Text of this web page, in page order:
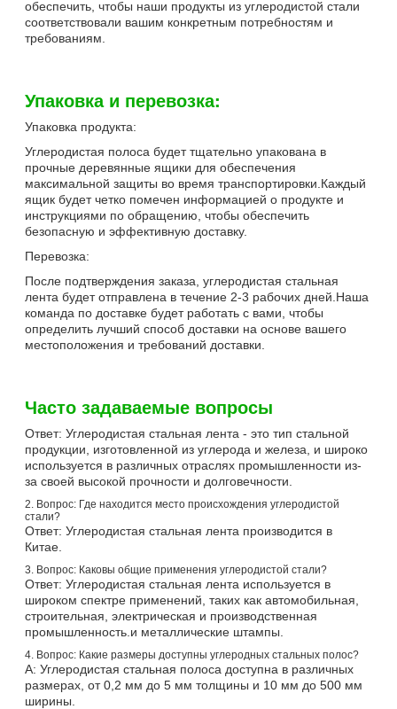
обеспечить, чтобы наши продукты из углеродистой стали
соответствовали вашим конкретным потребностям и
требованиям.
Упаковка и перевозка:
Упаковка продукта:
Углеродистая полоса будет тщательно упакована в
прочные деревянные ящики для обеспечения
максимальной защиты во время транспортировки.Каждый
ящик будет четко помечен информацией о продукте и
инструкциями по обращению, чтобы обеспечить
безопасную и эффективную доставку.
Перевозка:
После подтверждения заказа, углеродистая стальная
лента будет отправлена в течение 2-3 рабочих дней.Наша
команда по доставке будет работать с вами, чтобы
определить лучший способ доставки на основе вашего
местоположения и требований доставки.
Часто задаваемые вопросы
Ответ: Углеродистая стальная лента - это тип стальной
продукции, изготовленной из углерода и железа, и широко
используется в различных отраслях промышленности из-
за своей высокой прочности и долговечности.
2. Вопрос: Где находится место происхождения углеродистой
стали?
Ответ: Углеродистая стальная лента производится в
Китае.
3. Вопрос: Каковы общие применения углеродистой стали?
Ответ: Углеродистая стальная лента используется в
широком спектре применений, таких как автомобильная,
строительная, электрическая и производственная
промышленность.и металлические штампы.
4. Вопрос: Какие размеры доступны углеродных стальных полос?
A: Углеродистая стальная полоса доступна в различных
размерах, от 0,2 мм до 5 мм толщины и 10 мм до 500 мм
ширины.